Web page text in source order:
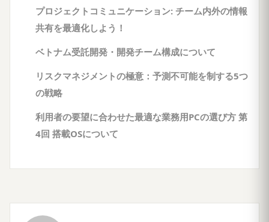
プロジェクトコミュニケーション: チーム内外の情報
共有を最適化しよう！
ベトナム受託開発・開発チーム構成について
リスクマネジメントの極意：予測不可能を制する5つ
の戦略
利用者の要望に合わせた最適な業務用PCの選び方 第
4回 搭載OSについて